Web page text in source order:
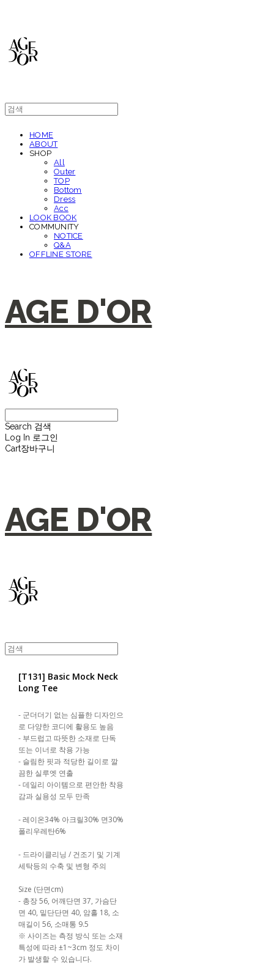
HOME
ABOUT
SHOP
All
Outer
TOP
Bottom
Dress
Acc
LOOK BOOK
COMMUNITY
NOTICE
Q&A
OFFLINE STORE
AGE D'OR
Search 검색
Log In 로그인
Cart장바구니
AGE D'OR
[T131] Basic Mock Neck
Long Tee
- 군더더기 없는 심플한 디자인으
로 다양한 코디에 활용도 높음​​
- 부드럽고 따뜻한 소재로 단독
또는 이너로 착용 가능​​
- 슬림한 핏과 적당한 길이로 깔
끔한 실루엣 연출​​
- 데일리 아이템으로 편안한 착용
감과 실용성 모두 만족
- 레이온34% 아크릴30% 면30%
폴리우레탄6%
- 드라이클리닝 / 건조기 및 기계
세탁등의 수축 및 변형 주의
Size (단면cm)
- 총장 56, 어깨단면 37, 가슴단
면 40, 밑단단면 40, 암홀 18, 소
매길이 56, 소매통 9.5
※ 사이즈는 측정 방식 또는 소재
특성에 따라 ±1~3cm 정도 차이
가 발생할 수 있습니다.